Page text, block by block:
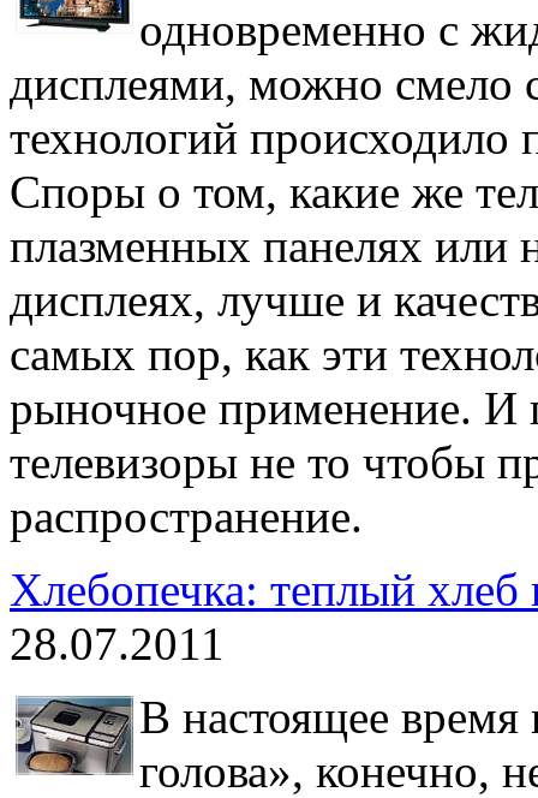
одновременно с
дисплеями, можно смело
технологий происходило
Споры о том, какие же
плазменных панелях или
дисплеях, лучше и
самых пор, как эти
рыночное применение. И
телевизоры не то чтобы
распространение.
Хлебопечка: теплый
28.07.2011
В настоящее время
голова», конечно,